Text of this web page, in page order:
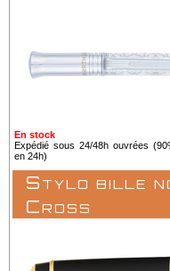
En stock
Expédié sous 24/48h ouvrées
en 24h)
Stylo bille
Cross